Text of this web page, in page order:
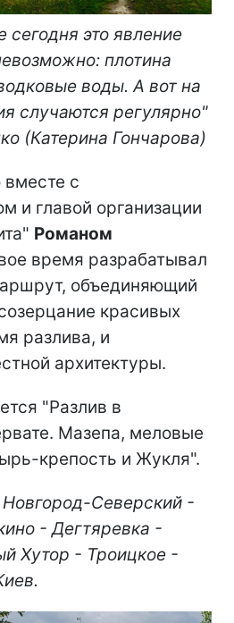
сегодня это явление
плотина
воды. А вот на
случаются регулярно"
(Катерина Гончарова)
с
и главой организации
Романом
время разрабатывал
объединяющий
красивых
разлива, и
архитектуры.
"Разлив в
Мазепа, меловые
крепость и Жукля".
Северский -
- Дегтяревка -
Хутор - Троицкое -